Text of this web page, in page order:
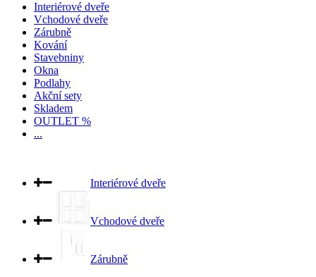
Interiérové dveře
Vchodové dveře
Zárubně
Kování
Stavebniny
Okna
Podlahy
Akční sety
Skladem
OUTLET %
...
Interiérové dveře
Vchodové dveře
Zárubně